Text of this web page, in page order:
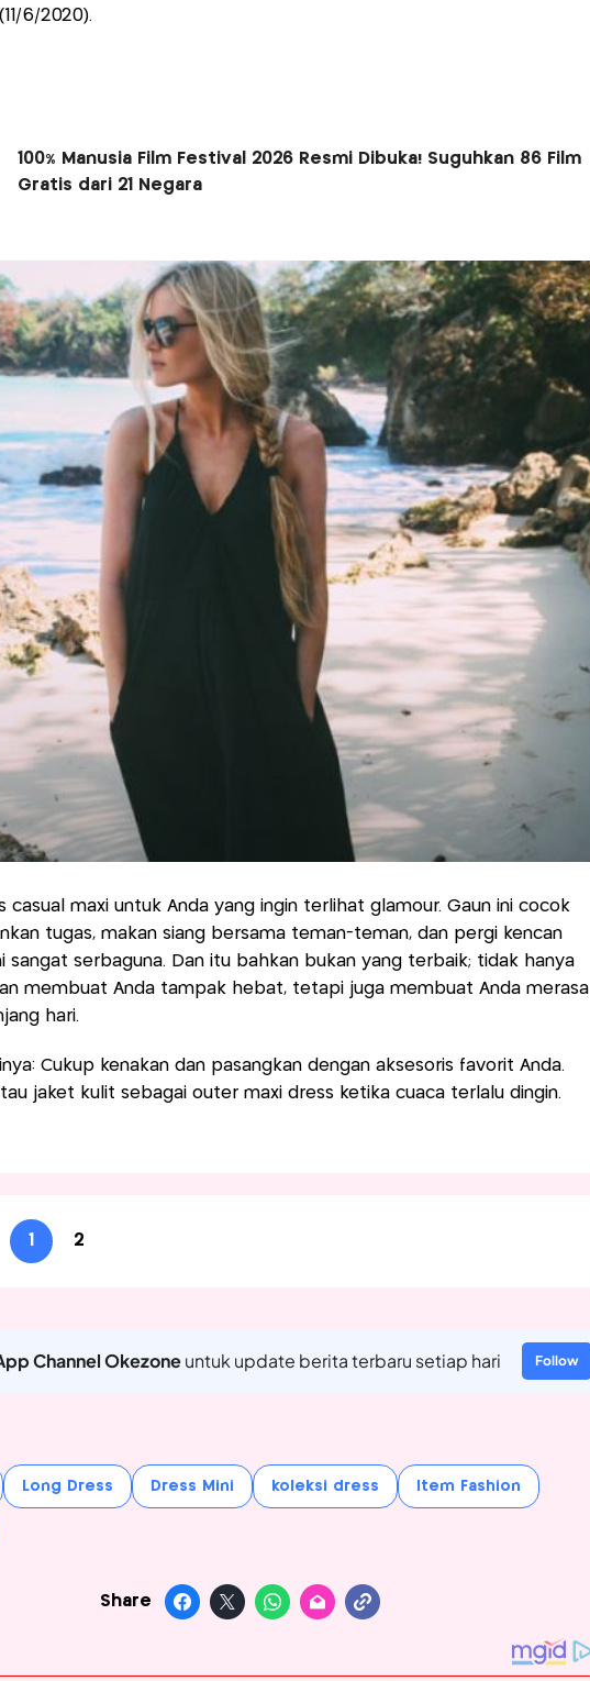
6/2020).
100% Manusia Film Festival 2026 Resmi Dibuka! Suguhkan 86 Film
Gratis dari 21 Negara
casual maxi untuk Anda yang ingin terlihat glamour. Gaun ini cocok
tugas, makan siang bersama teman-teman, dan pergi kencan
sangat serbaguna. Dan itu bahkan bukan yang terbaik; tidak hanya
membuat Anda tampak hebat, tetapi juga membuat Anda merasa
hari.
Cukup kenakan dan pasangkan dengan aksesoris favorit Anda.
jaket kulit sebagai outer maxi dress ketika cuaca terlalu dingin.
1 2
Channel Okezoneuntuk update berita terbaru setiap hari Follow
Long Dress Dress Mini koleksi dress Item Fashion
Share